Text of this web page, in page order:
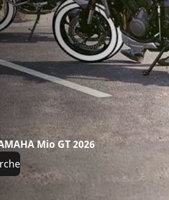
Mio GT 2026